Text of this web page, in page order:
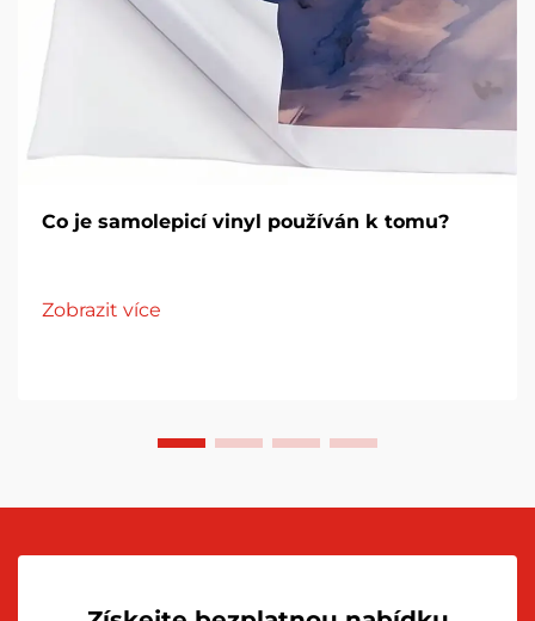
Co je samolepicí vinyl používán k tomu?
Zobrazit více